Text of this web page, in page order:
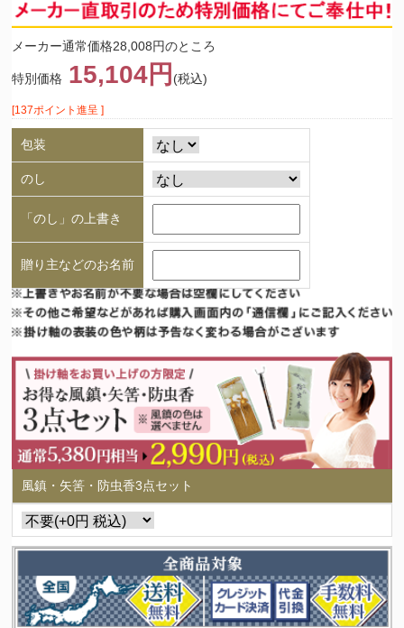
メーカー通常価格28,008円のところ
特別価格 15,104円 (税込)
[137ポイント進呈 ]
包装
のし
「のし」の上書き
贈り主などのお名前
風鎮・矢筈・防虫香3点セット